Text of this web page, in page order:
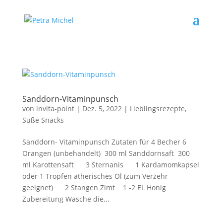
Sanddorn-Vitaminpunsch
von invita-point| Dez. 5, 2022| Lieblingsrezepte,
Süße Snacks
Sanddorn- Vitaminpunsch Zutaten für 4 Becher 6
Orangen (unbehandelt) 300 ml Sanddornsaft 300
ml Karottensaft 3 Sternanis 1 Kardamomkapsel
oder 1 Tropfen ätherisches Öl (zum Verzehr
geeignet) 2 Stangen Zimt 1 -2 EL Honig
Zubereitung Wasche die...